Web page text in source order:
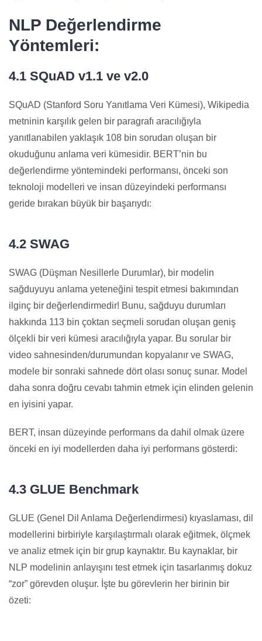
NLP Değerlendirme
Yöntemleri:
4.1 SQuAD v1.1 ve v2.0
SQuAD (Stanford Soru Yanıtlama Veri Kümesi), Wikipedia
metninin karşılık gelen bir paragrafı aracılığıyla
yanıtlanabilen yaklaşık 108 bin sorudan oluşan bir
okuduğunu anlama veri kümesidir. BERT’nin bu
değerlendirme yöntemindeki performansı, önceki son
teknoloji modelleri ve insan düzeyindeki performansı
geride bırakan büyük bir başarıydı:
4.2 SWAG
SWAG (Düşman Nesillerle Durumlar), bir modelin
sağduyuyu anlama yeteneğini tespit etmesi bakımından
ilginç bir değerlendirmedir! Bunu, sağduyu durumları
hakkında 113 bin çoktan seçmeli sorudan oluşan geniş
ölçekli bir veri kümesi aracılığıyla yapar. Bu sorular bir
video sahnesinden/durumundan kopyalanır ve SWAG,
modele bir sonraki sahnede dört olası sonuç sunar. Model
daha sonra doğru cevabı tahmin etmek için elinden gelenin
en iyisini yapar.
BERT, insan düzeyinde performans da dahil olmak üzere
önceki en iyi modellerden daha iyi performans gösterdi:
4.3 GLUE Benchmark
GLUE (Genel Dil Anlama Değerlendirmesi) kıyaslaması, dil
modellerini birbiriyle karşılaştırmalı olarak eğitmek, ölçmek
ve analiz etmek için bir grup kaynaktır. Bu kaynaklar, bir
NLP modelinin anlayışını test etmek için tasarlanmış dokuz
“zor” görevden oluşur. İşte bu görevlerin her birinin bir
özeti: